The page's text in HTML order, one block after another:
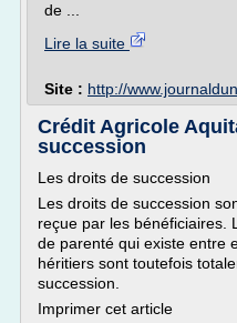
de ...
Lire la suite
Site : http://
Crédit Agricole
succession
Les droits de succession
Les droits de succession
reçue par les bénéficiaires.
de parenté qui existe entre
héritiers sont toutefois
succession.
Imprimer cet article